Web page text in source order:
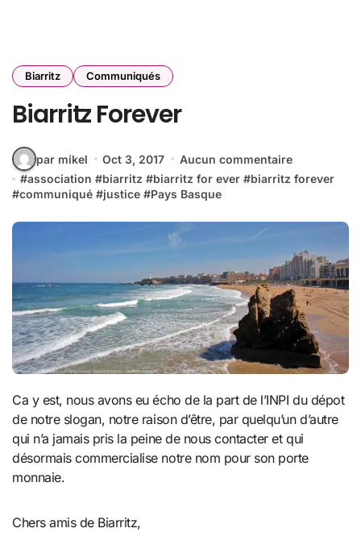
Biarritz Communiqués
Biarritz Forever
par mikel Oct 3, 2017
Aucun commentaire
#association #biarritz #biarritz for ever #biarritz forever
#communiqué #justice #Pays Basque
Ca y est, nous avons eu écho de la part de l’INPI du dépot
de notre slogan, notre raison d’être, par quelqu’un d’autre
qui n’a jamais pris la peine de nous contacter et qui
désormais commercialise notre nom pour son porte
monnaie.
Chers amis de Biarritz,